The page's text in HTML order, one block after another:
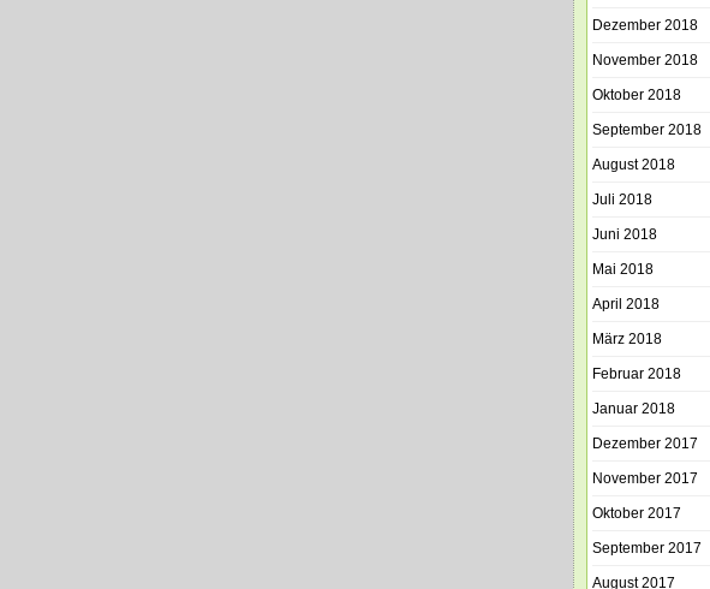
Dezember 2018
November 2018
Oktober 2018
September 2018
August 2018
Juli 2018
Juni 2018
Mai 2018
April 2018
März 2018
Februar 2018
Januar 2018
Dezember 2017
November 2017
Oktober 2017
September 2017
August 2017